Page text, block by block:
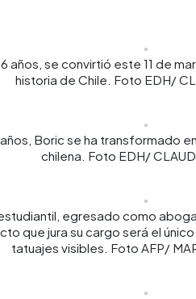
años, se convirtió este 11 de
historia de Chile. Foto EDH/
Boric se ha transformado
chilena. Foto EDH/
egresado como
que jura su cargo será el
tatuajes visibles. Foto AFP/